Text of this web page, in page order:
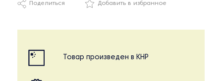
Поделиться Добавить в избранное
Товар произведен в КНР